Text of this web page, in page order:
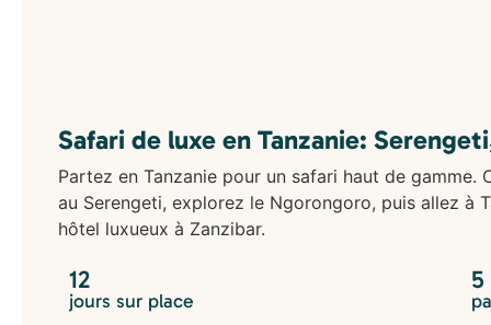
Safari de luxe en Tanzanie:
Partez en Tanzanie pour un safari haut de gamme.
au Serengeti, explorez le Ngorongoro, puis allez à
hôtel luxueux à Zanzibar.
12
jours sur place